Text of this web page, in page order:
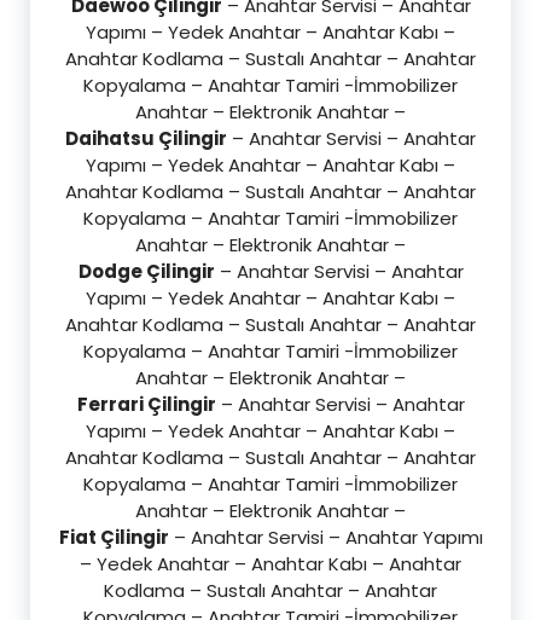
Daewoo Çilingir – Anahtar Servisi – Anahtar
Yapımı – Yedek Anahtar – Anahtar Kabı –
Anahtar Kodlama – Sustalı Anahtar – Anahtar
Kopyalama – Anahtar Tamiri -İmmobilizer
Anahtar – Elektronik Anahtar –
Daihatsu Çilingir – Anahtar Servisi – Anahtar
Yapımı – Yedek Anahtar – Anahtar Kabı –
Anahtar Kodlama – Sustalı Anahtar – Anahtar
Kopyalama – Anahtar Tamiri -İmmobilizer
Anahtar – Elektronik Anahtar –
Dodge Çilingir – Anahtar Servisi – Anahtar
Yapımı – Yedek Anahtar – Anahtar Kabı –
Anahtar Kodlama – Sustalı Anahtar – Anahtar
Kopyalama – Anahtar Tamiri -İmmobilizer
Anahtar – Elektronik Anahtar –
Ferrari Çilingir – Anahtar Servisi – Anahtar
Yapımı – Yedek Anahtar – Anahtar Kabı –
Anahtar Kodlama – Sustalı Anahtar – Anahtar
Kopyalama – Anahtar Tamiri -İmmobilizer
Anahtar – Elektronik Anahtar –
Fiat Çilingir – Anahtar Servisi – Anahtar Yapımı
– Yedek Anahtar – Anahtar Kabı – Anahtar
Kodlama – Sustalı Anahtar – Anahtar